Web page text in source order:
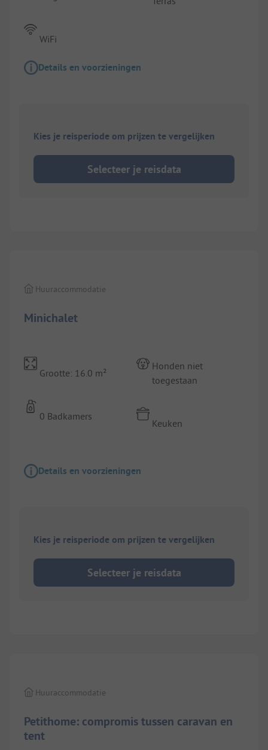
WiFi
Details en voorzieningen
Kies je reisperiode om prijzen te vergelijken
Selecteer je reisdata
Minichalet
Huuraccommodatie
Grootte: 16.0 m²
0 Badkamers
Honden niet
toegestaan
Keuken
Details en voorzieningen
Kies je reisperiode om prijzen te vergelijken
Selecteer je reisdata
Petithome: compromis tussen caravan en
tent
Huuraccommodatie